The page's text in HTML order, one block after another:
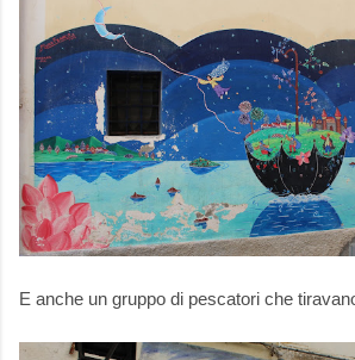
E anche un gruppo di pescatori che